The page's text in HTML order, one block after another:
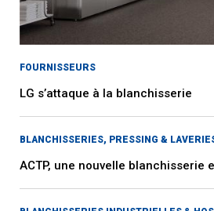
FOURNISSEURS
LG s’attaque à la blanchisserie
BLANCHISSERIES, PRESSING &
ACTP, une nouvelle blanchisserie